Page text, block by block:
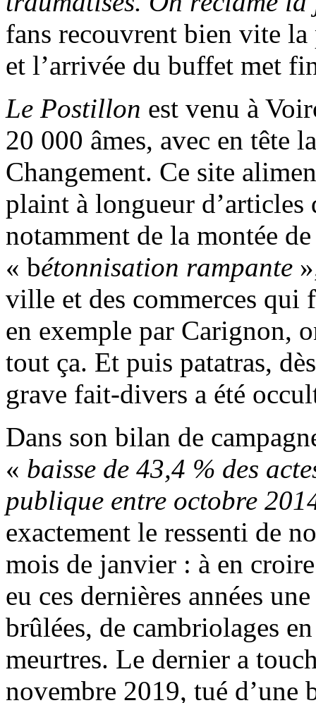
fans recouvrent bien vite
et l’arrivée du buffet met
Le Postillon est venu à
20 000 âmes, avec en tête
Changement. Ce site
plaint à longueur d’articles
notamment de la montée
« bétonnisation rampante
ville et des commerces qui
en exemple par Carignon,
tout ça. Et puis patatras,
grave fait‑divers a été
Dans son bilan de
« baisse de 43,4 % des
publique entre octobre
exactement le ressenti de
mois de janvier : à en
eu ces dernières années
brûlées, de cambriolages
meurtres. Le dernier a
novembre 2019, tué d’une